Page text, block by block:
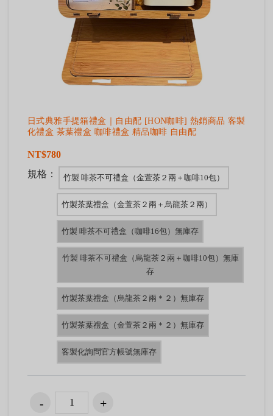
日式典雅手提箱禮盒｜自由配 [HON咖啡] 熱銷商品 客製
化禮盒 茶葉禮盒 咖啡禮盒 精品咖啡 自由配
NT$780
規格：
竹製 啡茶不可禮盒（金萱茶２兩＋咖啡10包）
竹製茶葉禮盒（金萱茶２兩＋烏龍茶２兩）
竹製 啡茶不可禮盒（咖啡16包）無庫存
竹製 啡茶不可禮盒（烏龍茶２兩＋咖啡10包）無庫
存
竹製茶葉禮盒（烏龍茶２兩＊２）無庫存
竹製茶葉禮盒（金萱茶２兩＊２）無庫存
客製化詢問官方帳號無庫存